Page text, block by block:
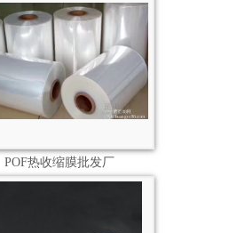
POF热收缩膜批发厂